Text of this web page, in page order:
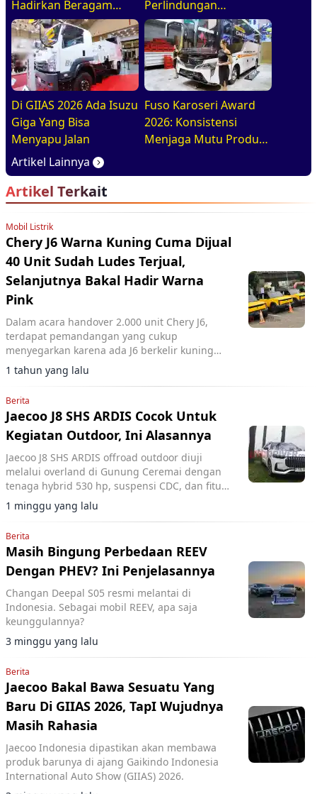
Hadirkan Beragam
Program Penjualan
Menarik di GIIAS 2026
Perlindungan
Kendaraan Hingga 6
Tahun
Di GIIAS 2026 Ada Isuzu
Giga Yang Bisa
Menyapu Jalan
Fuso Karoseri Award
2026: Konsistensi
Menjaga Mutu Produk
Artikel Lainnya
Artikel Terkait
Mobil Listrik
Chery J6 Warna Kuning Cuma Dijual
40 Unit Sudah Ludes Terjual,
Selanjutnya Bakal Hadir Warna
Pink
Dalam acara handover 2.000 unit Chery J6,
terdapat pemandangan yang cukup
menyegarkan karena ada J6 berkelir kuning
yang tidak umum.
1 tahun yang lalu
Berita
Jaecoo J8 SHS ARDIS Cocok Untuk
Kegiatan Outdoor, Ini Alasannya
Jaecoo J8 SHS ARDIS offroad outdoor diuji
melalui overland di Gunung Ceremai dengan
tenaga hybrid 530 hp, suspensi CDC, dan fitur
V2L untuk kegiatan camping.
1 minggu yang lalu
Berita
Masih Bingung Perbedaan REEV
Dengan PHEV? Ini Penjelasannya
Changan Deepal S05 resmi melantai di
Indonesia. Sebagai mobil REEV, apa saja
keunggulannya?
3 minggu yang lalu
Berita
Jaecoo Bakal Bawa Sesuatu Yang
Baru Di GIIAS 2026, TapI Wujudnya
Masih Rahasia
Jaecoo Indonesia dipastikan akan membawa
produk barunya di ajang Gaikindo Indonesia
International Auto Show (GIIAS) 2026.